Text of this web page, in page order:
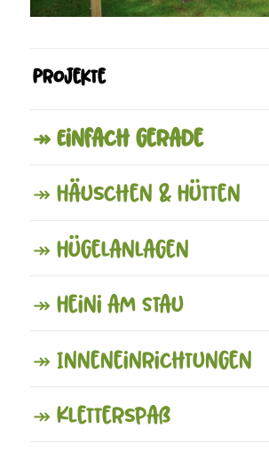
Projekte
↠ Einfach gerade
↠ Häuschen & Hütten
↠ Hügelanlagen
↠ Heini am Stau
↠ Inneneinrichtungen
↠ Kletterspaß